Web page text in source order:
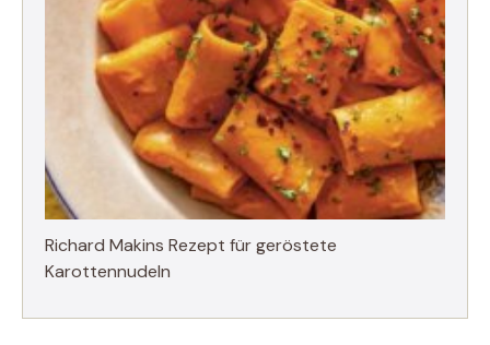
Richard Makins Rezept für geröstete
Karottennudeln